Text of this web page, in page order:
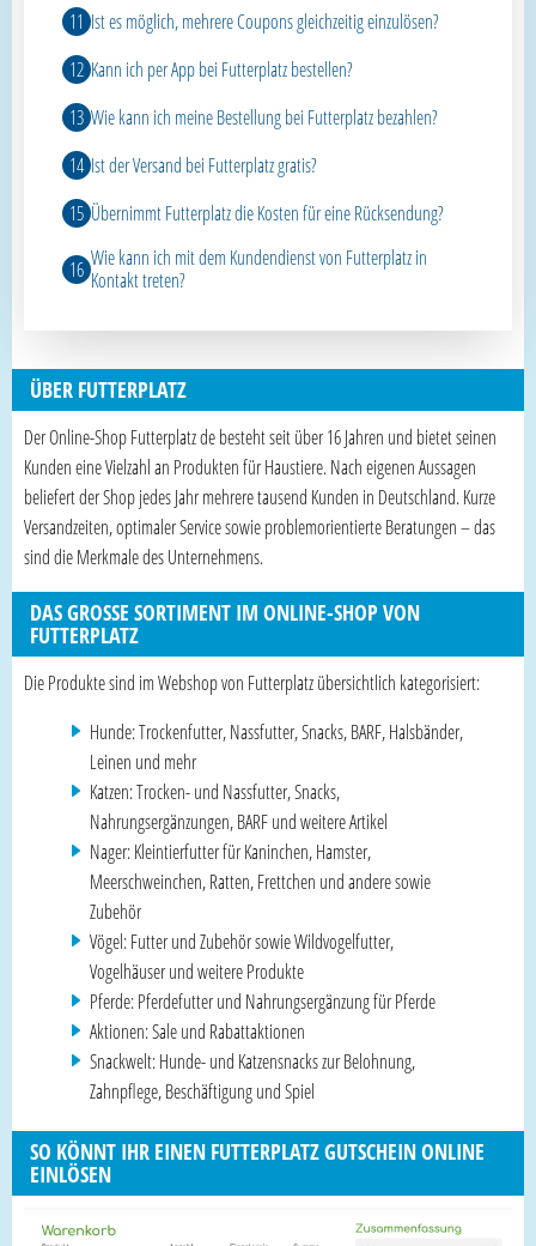
Ist es möglich, mehrere Coupons gleichzeitig einzulösen?
Kann ich per App bei Futterplatz bestellen?
Wie kann ich meine Bestellung bei Futterplatz bezahlen?
Ist der Versand bei Futterplatz gratis?
Übernimmt Futterplatz die Kosten für eine Rücksendung?
Wie kann ich mit dem Kundendienst von Futterplatz in
Kontakt treten?
ÜBER FUTTERPLATZ
Der Online-Shop Futterplatz de besteht seit über 16 Jahren und bietet seinen
Kunden eine Vielzahl an Produkten für Haustiere. Nach eigenen Aussagen
beliefert der Shop jedes Jahr mehrere tausend Kunden in Deutschland. Kurze
Versandzeiten, optimaler Service sowie problemorientierte Beratungen – das
sind die Merkmale des Unternehmens.
DAS GROSSE SORTIMENT IM ONLINE-SHOP VON F
UTTERPLATZ
Die Produkte sind im Webshop von Futterplatz übersichtlich kategorisiert:
Hunde: Trockenfutter, Nassfutter, Snacks, BARF, Halsbänder,
Leinen und mehr
Katzen: Trocken- und Nassfutter, Snacks,
Nahrungsergänzungen, BARF und weitere Artikel
Nager: Kleintierfutter für Kaninchen, Hamster,
Meerschweinchen, Ratten, Frettchen und andere sowie
Zubehör
Vögel: Futter und Zubehör sowie Wildvogelfutter,
Vogelhäuser und weitere Produkte
Pferde: Pferdefutter und Nahrungsergänzung für Pferde
Aktionen: Sale und Rabattaktionen
Snackwelt: Hunde- und Katzensnacks zur Belohnung,
Zahnpflege, Beschäftigung und Spiel
SO KÖNNT IHR EINEN FUTTERPLATZ GUTSCHEIN ONLINE
EINLÖSEN